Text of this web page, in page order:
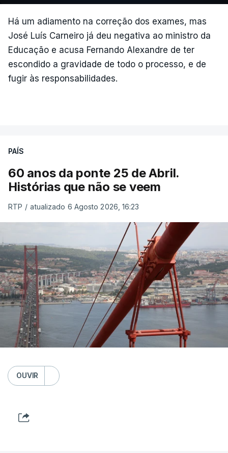
Há um adiamento na correção dos exames, mas
José Luís Carneiro já deu negativa ao ministro da
Educação e acusa Fernando Alexandre de ter
escondido a gravidade de todo o processo, e de
fugir às responsabilidades.
PAÍS
60 anos da ponte 25 de Abril.
Histórias que não se veem
RTP / atualizado 6 Agosto 2026, 16:23
OUVIR